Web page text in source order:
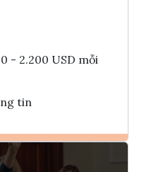
- 2.200 USD mỗi
tin
danh